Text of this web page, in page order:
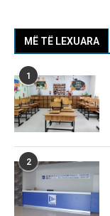
MË TË LEXUARA
1
2